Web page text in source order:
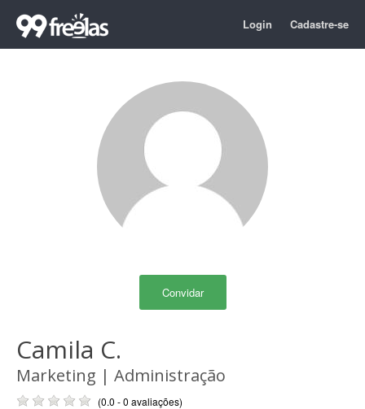
Login Cadastre-se
Convidar
Camila C.
Marketing | Administração
(0.0 - 0 avaliações)